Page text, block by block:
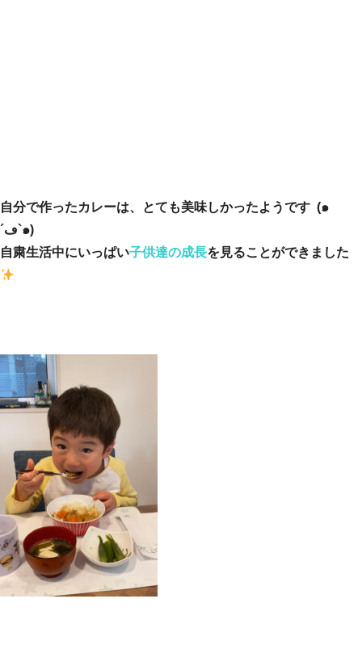
自分で作ったカレーは、とても美味しかったようです (๑
´ڡ`๑)
自粛生活中にいっぱい子供達の成長を見ることができました